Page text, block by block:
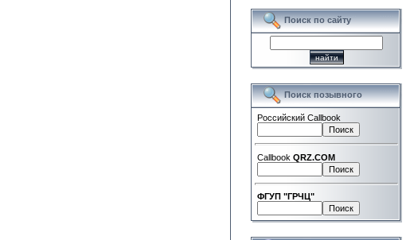
Поиск по сайту
Поиск позывного
Российский Callbook
Callbook QRZ.COM
ФГУП "ГРЧЦ"